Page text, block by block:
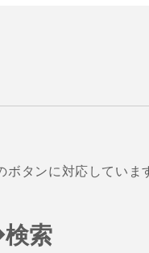
ボタンに対応していま
索